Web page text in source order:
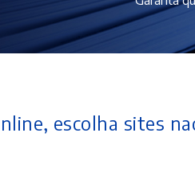
escolha sites